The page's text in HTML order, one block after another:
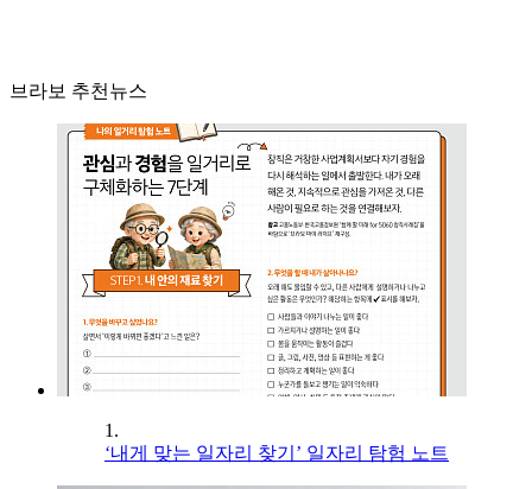
브라보 추천뉴스
1.
‘내게 맞는 일자리 찾기’ 일자리 탐험 노트